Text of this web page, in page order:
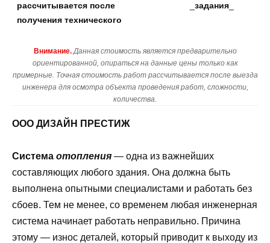
рассчитывается после
получения технического
_задания
Внимание. Данная стоимость является предварительно
ориентированной, опираться на данные цены только как
примерные. Точная стоимость работ рассчитывается после выезда
инженера для осмотра объекта проведения работ, сложности,
количества.
ООО ДИЗАЙН ПРЕСТИЖ
Система отопления — одна из важнейших
составляющих любого здания. Она должна быть
выполнена опытными специалистами и работать без
сбоев. Тем не менее, со временем любая инженерная
система начинает работать неправильно. Причина
этому — износ деталей, который приводит к выходу из